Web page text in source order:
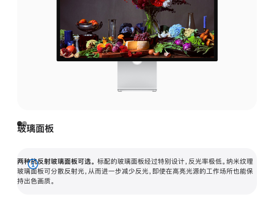
玻璃面板
两种抗反射玻璃面板可选。 标配的玻璃面板经过特别设计，反光率极低。纳米纹理
玻璃面板可分散反射光，从而进一步减少反光，即使在高亮光源的工作场所也能保
持出色画质。
展
开